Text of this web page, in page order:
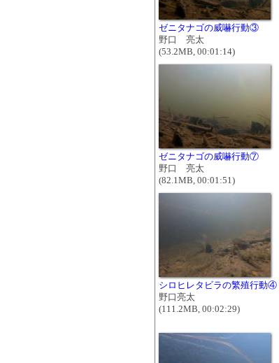
ゼニタナゴの威嚇行動③
野口 亮太
(53.2MB, 00:01:14)
ゼニタナゴの威嚇行動⑦
野口 亮太
(82.1MB, 00:01:51)
シロヒレタビラの繁殖行動④
野口亮太
(111.2MB, 00:02:29)